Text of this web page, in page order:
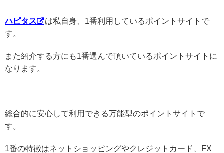
ハピタス
は私自身、1番利用しているポイントサイトで
す。
また紹介する方にも1番選んで頂いているポイントサイトに
なります。
総合的に安心して利用できる万能型のポイントサイトで
す。
1番の特徴はネットショッピングやクレジットカード、FX